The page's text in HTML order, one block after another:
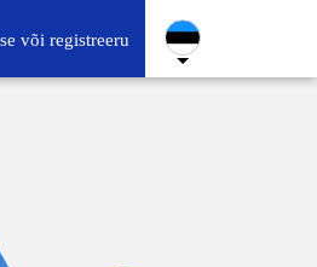
või registreeru